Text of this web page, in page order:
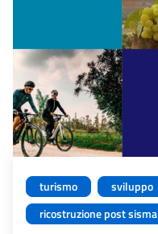
turismo
sviluppo
ricostruzione post sisma